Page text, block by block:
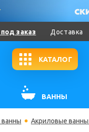
заказ Доставка
КАТАЛОГ
ВАННЫ
Акриловые